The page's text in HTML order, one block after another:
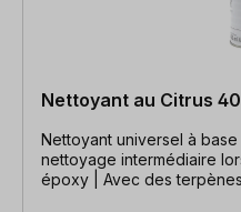
Nettoyant au Citrus
Nettoyant universel à base
nettoyage intermédiaire
époxy | Avec des